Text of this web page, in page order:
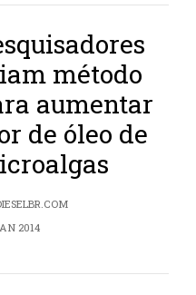
método
aumentar
de óleo de
2014